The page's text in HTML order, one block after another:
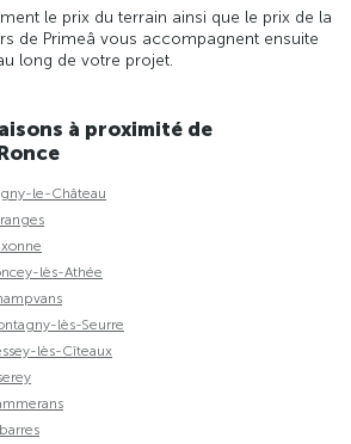
le prix du terrain ainsi que le prix de la
de Primeâ vous accompagnent ensuite
long de votre projet.
à proximité de
le-Château
lès-Athée
lès-Seurre
lès-Cîteaux